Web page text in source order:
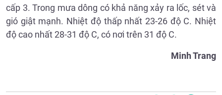
cấp 3. Trong mưa dông có khả năng xảy ra lốc, sét và
gió giật mạnh. Nhiệt độ thấp nhất 23-26 độ C. Nhiệt
độ cao nhất 28-31 độ C, có nơi trên 31 độ C.
Minh Trang